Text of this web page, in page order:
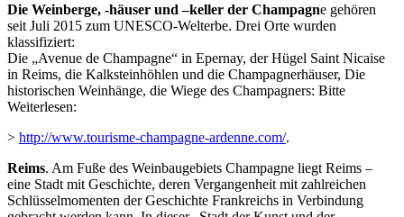
Die Weinberge, -häuser und –keller der Champagne gehören
seit Juli 2015 zum UNESCO-Welterbe. Drei Orte wurden
klassifiziert:
Die „Avenue de Champagne“ in Epernay, der Hügel Saint Nicaise
in Reims, die Kalksteinhöhlen und die Champagnerhäuser, Die
historischen Weinhänge, die Wiege des Champagners: Bitte
Weiterlesen:
> http://www.tourisme-champagne-ardenne.com/.
Reims. Am Fuße des Weinbaugebiets Champagne liegt Reims –
eine Stadt mit Geschichte, deren Vergangenheit mit zahlreichen
Schlüsselmomenten der Geschichte Frankreichs in Verbindung